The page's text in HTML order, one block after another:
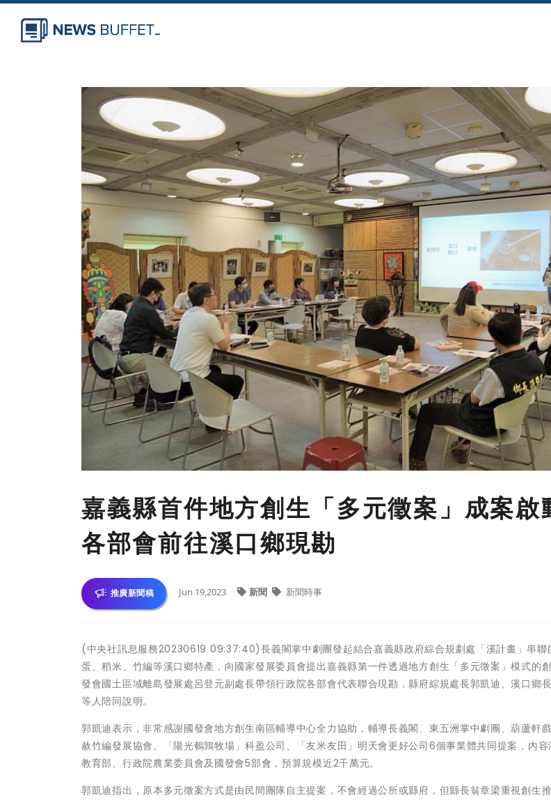
嘉義縣首件地方創生「多元徵案」成案啟
各部會前往溪口鄉現勘
推廣新聞稿 Jun 19,2023 新聞 新聞時事
(中央社訊息服務20230619 09:37:40)長義閣掌中劇團發起結合嘉義縣政府綜合規劃處「溪計畫」串聯
蛋、稻米、竹編等溪口鄉特產，向國家發展委員會提出嘉義縣第一件透過地方創生「多元徵案」模式的
發會國土區域離島發展處呂登元副處長帶領行政院各部會代表聯合現勘，縣府綜規處長郭凱迪、溪口鄉
等人陪同說明。
郭凱迪表示，非常感謝國發會地方創生南區輔導中心全力協助，輔導長義閣、東五洲掌中劇團、葫蘆軒
赦竹編發展協會、「陽光鵪鶉牧場」科盈公司、「友米友田」明天會更好公司6個事業體共同提案，內容
教育部、行政院農業委員會及國發會5部會，預算規模近2千萬元。
郭凱迪指出，原本多元徵案方式是由民間團隊自主提案，不會經過公所或縣府，但縣長翁章梁重視創生